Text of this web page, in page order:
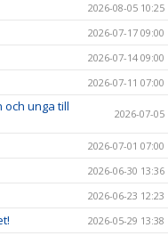
2026-08-05 10:25
2026-07-17 09:00
2026-07-14 09:00
2026-07-11 07:00
unga till
2026-07-05
2026-07-01 07:00
2026-06-30 13:36
2026-06-23 12:23
2026-05-29 13:38